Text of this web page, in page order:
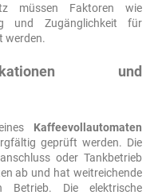
müssen Faktoren wie
und Zugänglichkeit für
werden.
und
Kaffeevollautomaten
geprüft werden. Die
oder Tankbetrieb
ab und hat weitreichende
Betrieb. Die elektrische